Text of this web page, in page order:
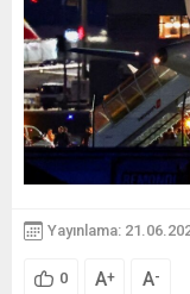
Yayınlama:
0 A+ A-